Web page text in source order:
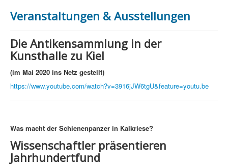
Veranstaltungen & Ausstellungen
Die Antikensammlung in der
Kunsthalle zu Kiel
(im Mai 2020 ins Netz gestellt)
https://www.youtube.com/watch?v=3916jJW6tgU&feature=youtu.be
Was macht der Schienenpanzer in Kalkriese?
Wissenschaftler präsentieren
Jahrhundertfund